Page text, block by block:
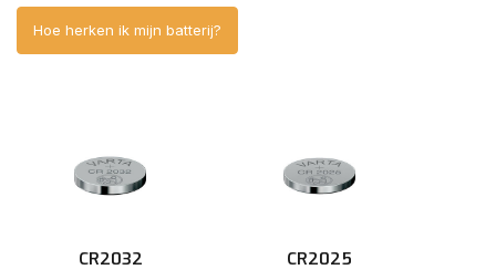
Hoe herken ik mijn batterij?
CR2032 CR2025